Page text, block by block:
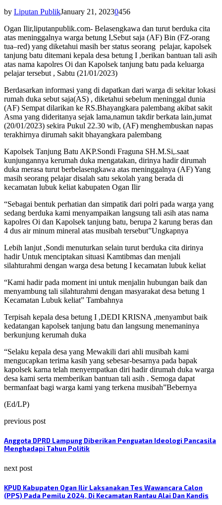
by Liputan PublikJanuary 21, 20230456
Ogan Ilir,liputanpublik.com- Belasengkawa dan turut berduka cita
atas meninggalnya warga betung I,Sebut saja (AF) Bin (FZ-orang
tua–red) yang diketahui masih ber status seorang pelajar, kapolsek
tanjung batu ditemani kepala desa betung I ,berikan bantuan tali asih
atas nama kapolres Oi dan Kapolsek tanjung batu pada keluarga
pelajar tersebut , Sabtu (21/01/2023)
Berdasarkan informasi yang di dapatkan dari warga di sekitar lokasi
rumah duka sebut saja(AS) , diketahui sebelum meninggal dunia
(AF) Sempat dilarikan ke RS.Bhayangkara palembang akibat sakit
Asma yang dideritanya sejak lama,namun takdir berkata lain,jumat
(20/01/2023) sekira Pukul 22.30 wib, (AF) menghembuskan napas
terakhirnya dirumah sakit bhayangkara palembang
Kapolsek Tanjung Batu AKP.Sondi Fraguna SH.M.Si,.saat
kunjungannya kerumah duka mengatakan, dirinya hadir dirumah
duka merasa turut berbelasengkawa atas meninggalnya (AF) Yang
masih seorang pelajar disalah satu sekolah yang berada di
kecamatan lubuk keliat kabupaten Ogan Ilir
“Sebagai bentuk perhatian dan simpatik dari polri pada warga yang
sedang berduka kami menyampaikan langsung tali asih atas nama
kapolres Oi dan Kapolsek tanjung batu, berupa 2 karung beras dan
4 dus air minum mineral atas musibah tersebut”Ungkapnya
Lebih lanjut ,Sondi menuturkan selain turut berduka cita dirinya
hadir Untuk menciptakan situasi Kamtibmas dan menjali
silahturahmi dengan warga desa betung I kecamatan lubuk keliat
“Kami hadir pada moment ini untuk menjalin hubungan baik dan
menyambung tali silahturahmi dengan masyarakat desa betung 1
Kecamatan Lubuk keliat” Tambahnya
Terpisah kepala desa betung I ,DEDI KRISNA ,menyambut baik
kedatangan kapolsek tanjung batu dan langsung menemaninya
berkunjung kerumah duka
“Selaku kepala desa yang Mewakili dari ahli musibah kami
mengucapkan terima kasih yang sebesar-besarnya pada bapak
kapolsek karna telah menyempatkan diri hadir dirumah duka warga
desa kami serta memberikan bantuan tali asih . Semoga dapat
bermanfaat bagi warga kami yang terkena musibah”Bebernya
(Ed/LP)
previous post
Anggota DPRD Lampung Diberikan Penguatan Ideologi Pancasila
Menghadapi Tahun Politik
next post
KPUD Kabupaten Ogan Ilir Laksanakan Tes Wawancara Calon
(PPS) Pada Pemilu 2024, Di Kecamatan Rantau Alai Dan Kandis